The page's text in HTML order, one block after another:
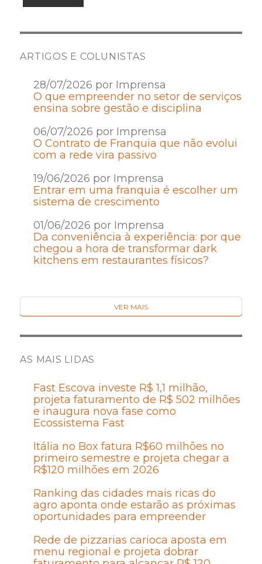
ARTIGOS E COLUNISTAS
28/07/2026 por Imprensa
O que empreender no setor de serviços
ensina sobre gestão e disciplina
06/07/2026 por Imprensa
O Contrato de Franquia que não evolui
com a rede vira passivo
19/06/2026 por Imprensa
Entrar em uma franquia é escolher um
sistema de crescimento
01/06/2026 por Imprensa
Da conveniência à experiência: por que
chegou a hora de transformar dark
kitchens em restaurantes físicos?
VER MAIS
AS MAIS LIDAS
Fast Escova investe R$ 1,1 milhão,
projeta faturamento de R$ 502 milhões
e inaugura nova fase como
Ecossistema Fast
Itália no Box fatura R$60 milhões no
primeiro semestre e projeta chegar a
R$120 milhões em 2026
Ranking das cidades mais ricas do
agro aponta onde estarão as próximas
oportunidades para empreender
Rede de pizzarias carioca aposta em
menu regional e projeta dobrar